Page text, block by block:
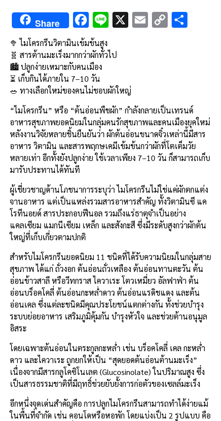
Share F
ac
e
b
o
o
k
Li
e
X E C
🥦 ไมโครกรีนวิตามินเข้มข้นสูง
🧬 สารต้านมะเร็งมากกว่าผักทั่วไป
🏙️ ปลูกง่ายเหมาะกับคนเมือง
⏳ เก็บกินได้ภายใน 7–10 วัน
🥗 ทางเลือกใหม่ของคนไม่ชอบผักใหญ่
“ไมโครกรีน” หรือ “ต้นอ่อนพืชผัก” กำลังกลายเป็นเทรนด์
อาหารสุขภาพยอดนิยมในกลุ่มคนรักสุขภาพและคนเมืองยุคใหม่
หลังงานวิจัยหลายชิ้นยืนยันว่า ผักต้นอ่อนขนาดจิ๋วเหล่านี้มีสาร
อาหาร วิตามิน และสารพฤกษเคมีเข้มข้นกว่าผักที่โตเต็มวัย
หลายเท่า อีกทั้งยังปลูกง่าย ใช้เวลาเพียง 7–10 วัน ก็สามารถเก็บ
มารับประทานได้ทันที
ผู้เชี่ยวชาญด้านโภชนาการระบุว่า ไมโครกรีนไม่ใช่แค่ผักตกแต่ง
จานอาหาร แต่เป็นแหล่งรวมสารอาหารสำคัญ ทั้งวิตามินซี แค
โรทีนอยด์ สารประกอบฟีนอล รวมถึงแร่ธาตุจำเป็นอย่าง
แคลเซียม แมกนีเซียม เหล็ก และสังกะสี ซึ่งมีระดับสูงกว่าผักต้น
ใหญ่ที่เก็บเกี่ยวตามปกติ
สำหรับไมโครกรีนยอดนิยม 11 ชนิดที่ได้รับความนิยมในกลุ่มสาย
สุขภาพ ได้แก่ ถั่วงอก ต้นอ่อนถั่วเหลือง ต้นอ่อนทานตะวัน ต้น
อ่อนข้าวสาลี หรือวีทกราส ไควาเระ โตวเหมี่ยว อัลฟาฟ่า ต้น
อ่อนบร็อคโคลี่ ต้นอ่อนกะหล่ำดาว ต้นอ่อนแรดิชแดง และต้น
อ่อนเคล ซึ่งแต่ละชนิดมีคุณประโยชน์แตกต่างกัน ทั้งช่วยบำรุง
ระบบย่อยอาหาร เสริมภูมิคุ้มกัน บำรุงหัวใจ และช่วยต้านอนุมูล
อิสระ
โดยเฉพาะต้นอ่อนในตระกูลกะหล่ำ เช่น บร็อคโคลี่ เคล กะหล่ำ
ดาว และไควาเระ ถูกยกให้เป็น “สุดยอดต้นอ่อนต้านมะเร็ง”
เนื่องจากมีสารกลูโคซิโนเลต (Glucosinolate) ในปริมาณสูง ซึ่ง
เป็นสารธรรมชาติที่มีฤทธิ์ช่วยยับยั้งการก่อตัวของเซลล์มะเร็ง
อีกหนึ่งจุดเด่นสำคัญคือ การปลูกไมโครกรีนสามารถทำได้ง่ายแม้
ในพื้นที่จำกัด เช่น คอนโดหรือหอพัก โดยแบ่งเป็น 2 รูปแบบ คือ